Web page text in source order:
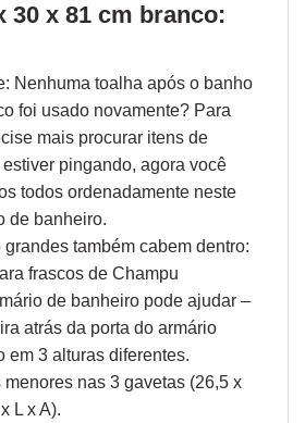
30 x 81 cm branco:
Nenhuma toalha após o banho
foi usado novamente? Para
mais procurar itens de
pingando, agora você
todos ordenadamente neste
de banheiro.
grandes também cabem dentro:
frascos de Champu
de banheiro pode ajudar –
atrás da porta do armário
em 3 alturas diferentes.
nas 3 gavetas (26,5 x
L x A).